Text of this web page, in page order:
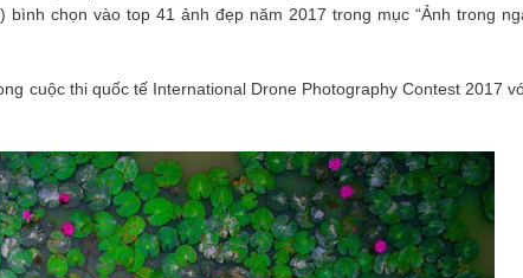
chọn vào top 41 ảnh đẹp năm 2017 trong mục “Ảnh trong
cuộc thi quốc tế International Drone Photography Contest 2017